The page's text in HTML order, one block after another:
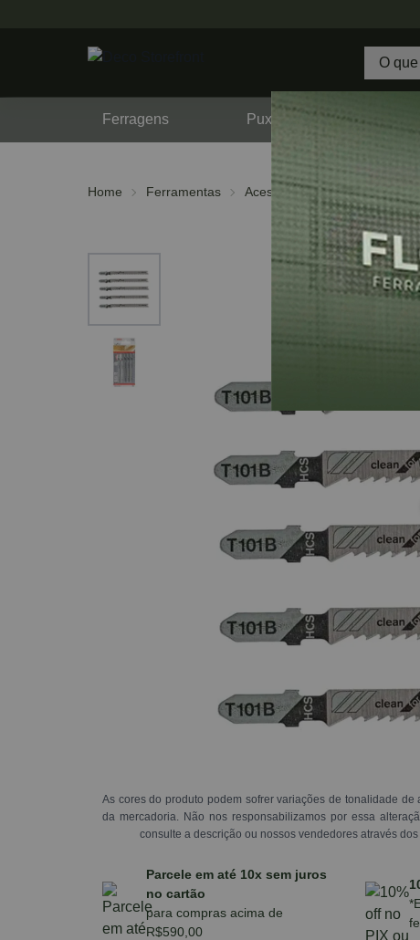
Ferragens Puxadores
Home Ferramentas Acessórios Serras
As cores do produto podem sofrer variações de tonalidade
da mercadoria. Não nos responsabilizamos por essa
consulte a descrição ou nossos vendedores através
Parcele em até 10x sem juros
no cartão
para compras acima de
R$590,00